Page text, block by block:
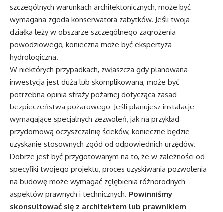
szczególnych warunkach architektonicznych, może być
wymagana zgoda konserwatora zabytków. Jeśli twoja
działka leży w obszarze szczególnego zagrożenia
powodziowego, konieczna może być ekspertyza
hydrologiczna.
W niektórych przypadkach, zwłaszcza gdy planowana
inwestycja jest duża lub skomplikowana, może być
potrzebna opinia straży pożarnej dotycząca zasad
bezpieczeństwa pożarowego. Jeśli planujesz instalacje
wymagające specjalnych zezwoleń, jak na przykład
przydomową oczyszczalnię ścieków, konieczne będzie
uzyskanie stosownych zgód od odpowiednich urzędów.
Dobrze jest być przygotowanym na to, że w zależności od
specyfiki twojego projektu, proces uzyskiwania pozwolenia
na budowę może wymagać zgłębienia różnorodnych
aspektów prawnych i technicznych. Powinniśmy
skonsultować się z architektem lub prawnikiem